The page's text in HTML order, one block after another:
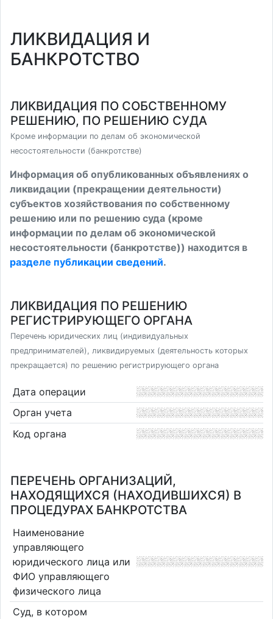
ЛИКВИДАЦИЯ И
БАНКРОТСТВО
ЛИКВИДАЦИЯ ПО СОБСТВЕННОМУ
РЕШЕНИЮ, ПО РЕШЕНИЮ СУДА
Кроме информации по делам об экономической
несостоятельности (банкротстве)
Информация об опубликованных объявлениях о
ликвидации (прекращении деятельности)
субъектов хозяйствования по собственному
решению или по решению суда (кроме
информации по делам об экономической
несостоятельности (банкротстве)) находится в
разделе публикации сведений.
ЛИКВИДАЦИЯ ПО РЕШЕНИЮ
РЕГИСТРИРУЮЩЕГО ОРГАНА
Перечень юридических лиц (индивидуальных
предпринимателей), ликвидируемых (деятельность которых
прекращается) по решению регистрирующего органа
Дата операции
Орган учета
Код органа
ПЕРЕЧЕНЬ ОРГАНИЗАЦИЙ,
НАХОДЯЩИХСЯ (НАХОДИВШИХСЯ) В
ПРОЦЕДУРАХ БАНКРОТСТВА
Наименование
управляющего
юридического лица или
ФИО управляющего
физического лица
Суд, в котором